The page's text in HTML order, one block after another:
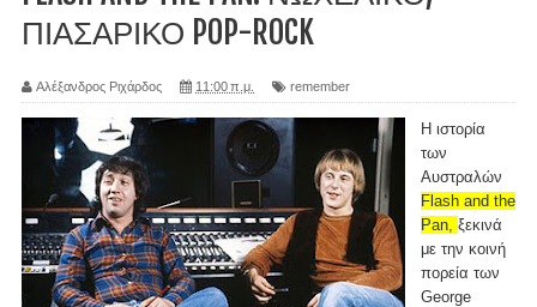
ΠΙΑΣΑΡΙΚΟ POP-ROCK
Αλέξανδρος Ριχάρδος 11:00 π.μ. remember
Η ιστορία
των
Αυστραλών
Flash and the
Pan, ξεκινά
με την κοινή
πορεία των
George